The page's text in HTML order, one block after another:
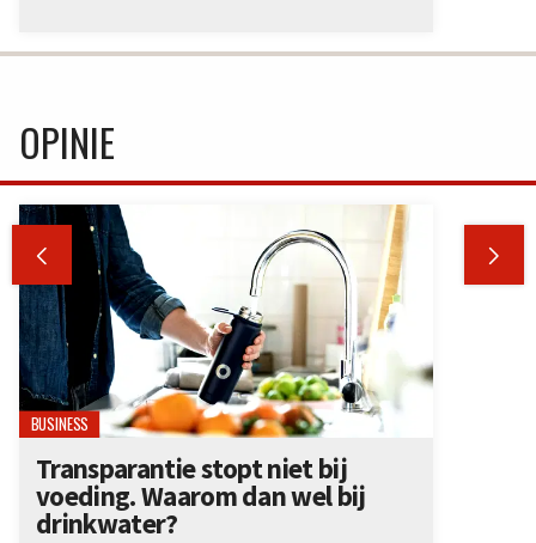
OPINIE
 
BUSINESS
Transparantie stopt niet bij
voeding. Waarom dan wel bij
drinkwater?